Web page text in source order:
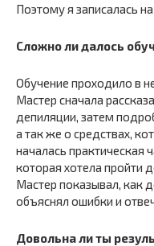
Поэтому я записалась
Сложно ли далось
Обучение проходило в
Мастер сначала
депиляции, затем
а так же о средствах,
началась практическая
которая хотела пройти
Мастер показывал, как
объяснял ошибки и
Довольна ли ты